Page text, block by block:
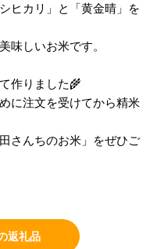
ヒカリ」と「黄金晴」を
味しいお米です。
作りました🌾
に注文を受けてから精米
さんちのお米」をぜひご
返礼品